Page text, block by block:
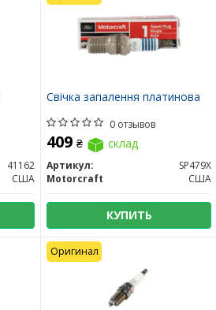
41162
США
Свічка запалення платинова
0 отзывов
409 ₴ склад
Артикул:
SP479X
Motorcraft
США
КУПИТЬ
Оригинал